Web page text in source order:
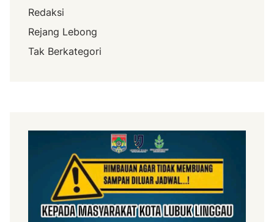
Redaksi
Rejang Lebong
Tak Berkategori